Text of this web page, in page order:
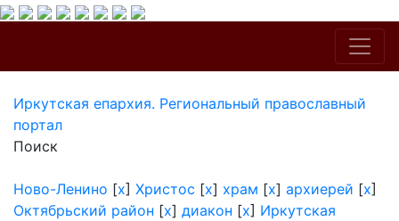
Иркутская епархия. Региональный православный
портал
Поиск
Ново-Ленино [x] Христос [x] храм [x] архиерей [x]
Октябрьский район [x] диакон [x] Иркутская